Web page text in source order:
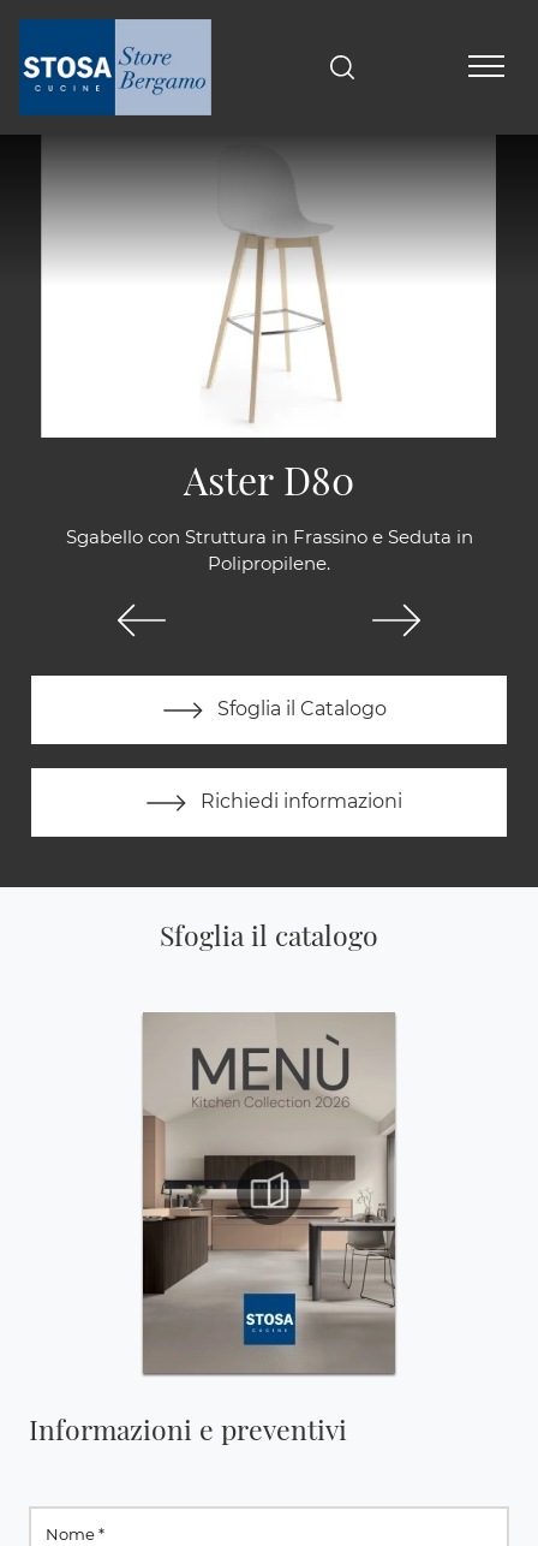
Sgabello con Struttura in Frassino e Seduta in
Polipropilene.
Sfoglia il Catalogo
Richiedi informazioni
Aster D80
Sfoglia il catalogo
Informazioni e preventivi